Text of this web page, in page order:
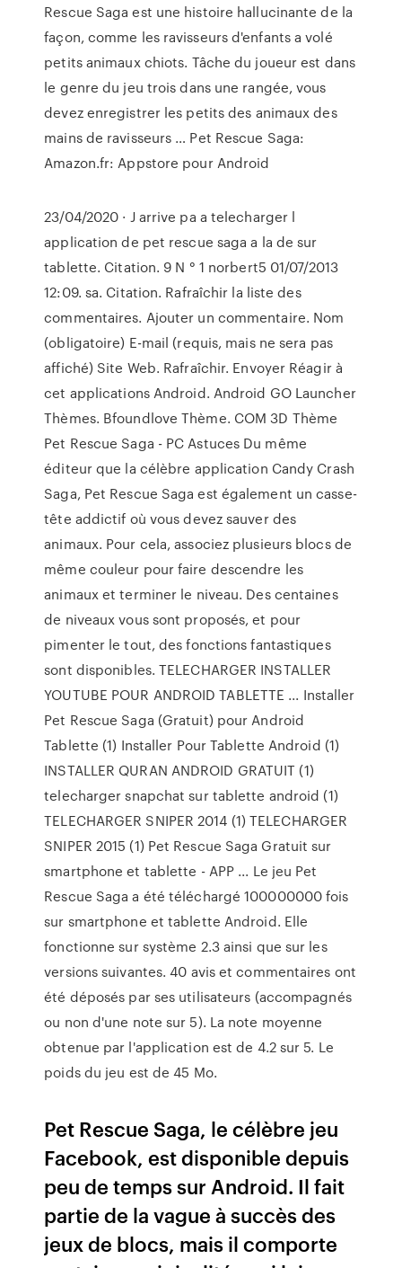
Rescue Saga est une histoire hallucinante de la
façon, comme les ravisseurs d'enfants a volé
petits animaux chiots. Tâche du joueur est dans
le genre du jeu trois dans une rangée, vous
devez enregistrer les petits des animaux des
mains de ravisseurs … Pet Rescue Saga:
Amazon.fr: Appstore pour Android
23/04/2020 · J arrive pa a telecharger l
application de pet rescue saga a la de sur
tablette. Citation. 9 N ° 1 norbert5 01/07/2013
12:09. sa. Citation. Rafraîchir la liste des
commentaires. Ajouter un commentaire. Nom
(obligatoire) E-mail (requis, mais ne sera pas
affiché) Site Web. Rafraîchir. Envoyer Réagir à
cet applications Android. Android GO Launcher
Thèmes. Bfoundlove Thème. COM 3D Thème
Pet Rescue Saga - PC Astuces Du même
éditeur que la célèbre application Candy Crash
Saga, Pet Rescue Saga est également un casse-
tête addictif où vous devez sauver des
animaux. Pour cela, associez plusieurs blocs de
même couleur pour faire descendre les
animaux et terminer le niveau. Des centaines
de niveaux vous sont proposés, et pour
pimenter le tout, des fonctions fantastiques
sont disponibles. TELECHARGER INSTALLER
YOUTUBE POUR ANDROID TABLETTE ... Installer
Pet Rescue Saga (Gratuit) pour Android
Tablette (1) Installer Pour Tablette Android (1)
INSTALLER QURAN ANDROID GRATUIT (1)
telecharger snapchat sur tablette android (1)
TELECHARGER SNIPER 2014 (1) TELECHARGER
SNIPER 2015 (1) Pet Rescue Saga Gratuit sur
smartphone et tablette - APP ... Le jeu Pet
Rescue Saga a été téléchargé 100000000 fois
sur smartphone et tablette Android. Elle
fonctionne sur système 2.3 ainsi que sur les
versions suivantes. 40 avis et commentaires ont
été déposés par ses utilisateurs (accompagnés
ou non d'une note sur 5). La note moyenne
obtenue par l'application est de 4.2 sur 5. Le
poids du jeu est de 45 Mo.
Pet Rescue Saga, le célèbre jeu
Facebook, est disponible depuis
peu de temps sur Android. Il fait
partie de la vague à succès des
jeux de blocs, mais il comporte